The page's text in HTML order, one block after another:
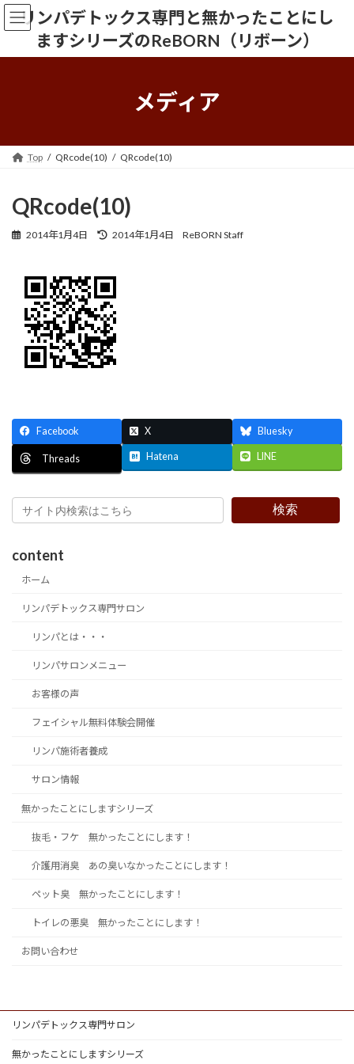
コ
ン
ン
プ
ナ
ビ
ー
動
リンパデトックス専門と無かったことにし
ますシリーズのReBORN（リボーン）
メディア
Top QRcode(10) QRcode(10)
QRcode(10)
2014年1月4日
最
新
時
:
2014年1月4日 ReBORN Staff
Facebook X Bluesky
Threads Hatena LINE
検索
content
ホーム
リンパデトックス専門サロン
リンパとは・・・
リンパサロンメニュー
お客様の声
フェイシャル無料体験会開催
リンパ施術者養成
サロン情報
無かったことにしますシリーズ
抜毛・フケ 無かったことにします！
介護用消臭 あの臭いなかったことにします！
ペット臭 無かったことにします！
トイレの悪臭 無かったことにします！
お問い合わせ
リンパデトックス専門サロン
無かったことにしますシリーズ